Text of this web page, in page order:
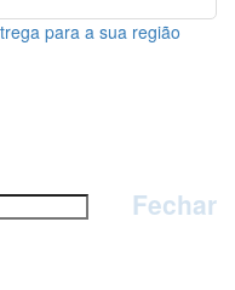
para a sua região
Fechar